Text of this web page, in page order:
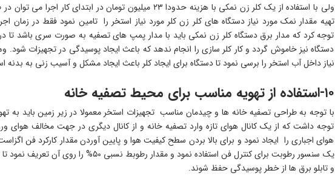
ولی با استفاده از یک کلر زن نمکی با هزینه حدودا ۲۳ میلیون تومان در
تهیه مقدار نمک مورد نیاز دستگاه های کلر زن کلر مورد نیاز استخر را تامین نمود فقط در زمان
توجه کرد که مدار برق دستگاه کلر زن نمکی باید با مدار پمپ های تصفیه به صورت سری باشد
دستگاه نیز خاموش گردد و کار کلر سازی را انجام ندهد که باعث ایجاد پوسیدگی در تجهیزات شود.
نیاز داخل آب استخر را برسی نمود تا دستگاه برای ایجاد کلر باعث ایجاد مشکل و آسیب زنی به بدنه
۱۰-استفاده از تهویه مناسب برای محیط تصفیه خانه
با توجه به طراحی تصفیه خانه ها و چیدمان مناسب تجهیزات استخر معمولا در زیر زمین باید به
توجه داشت که از یک کانال هوای تازه وارد تصفیه خانه و از کانال دیگری در جهت مخالف
هوای اجباری را ایجاد نمود و برای بالا بردن سطح کیفیت هوا و پایین آوردن مقدار کارکرد فن
یک سنسور رطوبت برای کنترل فن استفاده نمود و مقدار
و تابلو برق ها از خطر پوسیدگی حفظ شوند.